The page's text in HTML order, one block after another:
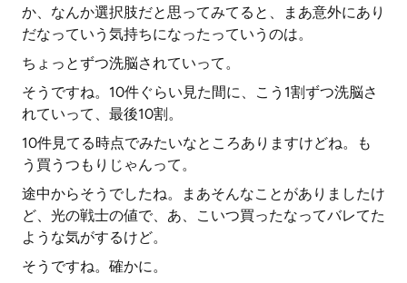
か、なんか選択肢だと思ってみてると、まあ意外にあり
だなっていう気持ちになったっていうのは。
ちょっとずつ洗脳されていって。
そうですね。10件ぐらい見た間に、こう1割ずつ洗脳さ
れていって、最後10割。
10件見てる時点でみたいなところありますけどね。も
う買うつもりじゃんって。
途中からそうでしたね。まあそんなことがありましたけ
ど、光の戦士の値で、あ、こいつ買ったなってバレてた
ような気がするけど。
そうですね。確かに。